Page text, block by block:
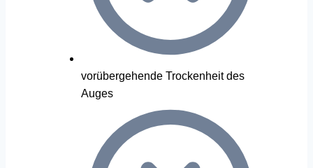
vorübergehende Trockenheit des
Auges